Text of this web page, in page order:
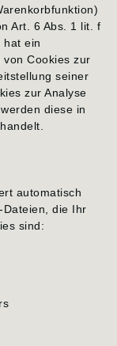
Art. 6 Abs. 1 lit. f
hat ein
Cookies zur
seiner
zur Analyse
diese in
automatisch
die Ihr
sind: